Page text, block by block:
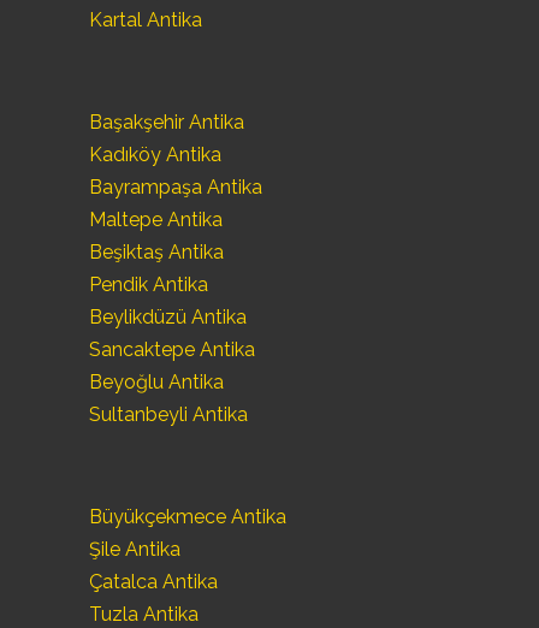
Kartal Antika
Başakşehir Antika
Kadıköy Antika
Bayrampaşa Antika
Maltepe Antika
Beşiktaş Antika
Pendik Antika
Beylikdüzü Antika
Sancaktepe Antika
Beyoğlu Antika
Sultanbeyli Antika
Büyükçekmece Antika
Şile Antika
Çatalca Antika
Tuzla Antika